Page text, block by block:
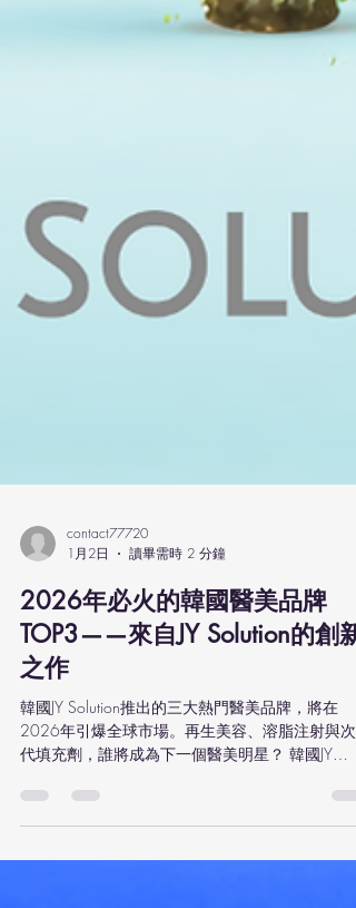
contact77720
1月2日
讀畢需時 2 分鐘
2026年必火的韓國醫美品牌
TOP3——來自JY Solution的創新
之作
韓國JY Solution推出的三大熱門醫美品牌，將在
代填充劑，誰將成為下一個醫美明星？ 韓國JY
Solution正引領全球醫美新趨勢 隨著全球對非侵入